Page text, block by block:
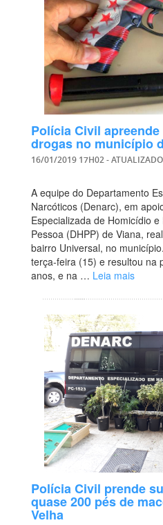
Polícia Civil
drogas no município
16/01/2019 17H02-
A equipe do Departamento
Narcóticos (Denarc), em
Especializada de Homicídio
Pessoa (DHPP) de Viana,
bairro Universal, no
terça-feira (15) e resultou na
anos, e na … Leia mais
Polícia Civil prende
quase 200 pés de
Velha